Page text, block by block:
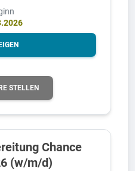
STELLEN
Chance
(w/m/d)